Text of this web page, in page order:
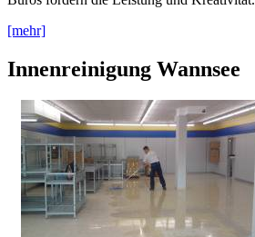
[mehr]
Innenreinigung Wannsee